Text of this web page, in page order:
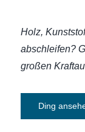
Holz,
abschleifen?
großen
Ding